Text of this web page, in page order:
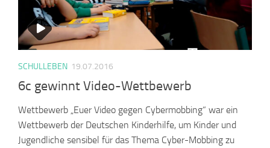
SCHULLEBEN 19.07.2016
6c gewinnt Video-Wettbewerb
Wettbewerb „Euer Video gegen Cybermobbing“ war ein
Wettbewerb der Deutschen Kinderhilfe, um Kinder und
Jugendliche sensibel für das Thema Cyber-Mobbing zu